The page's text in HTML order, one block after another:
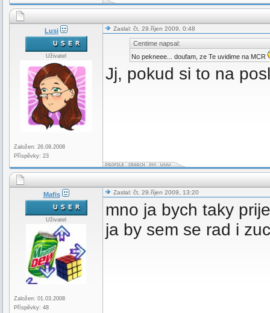
Lusi
Uživatel
Založen: 26.09.2008
Příspěvky: 23
Zaslal: čt, 29.říjen 2009, 0:48
Centime napsal:
No pekneee... doufam, ze Te uvidime na MCR
Jj, pokud si to na
Mafis
Uživatel
Založen: 01.03.2008
Příspěvky: 48
Zaslal: čt, 29.říjen 2009, 13:20
mno ja bych taky
ja by sem se rad i